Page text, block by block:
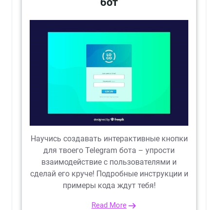
Научись создавать интерактивные кнопки
для твоего Telegram бота – упрости
взаимодействие с пользователями и
сделай его круче! Подробные инструкции и
примеры кода ждут тебя!
Read More